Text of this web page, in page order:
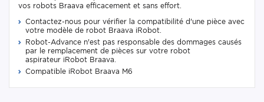
vos robots Braava efficacement et sans effort.
Contactez-nous pour vérifier la compatibilité d'une pièce avec
votre modèle de robot Braava iRobot.
Robot-Advance n'est pas responsable des dommages causés
par le remplacement de pièces sur votre robot
aspirateur iRobot Braava.
Compatible iRobot Braava M6